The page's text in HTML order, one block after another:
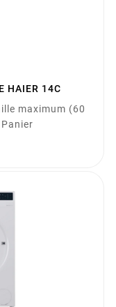
HAIER 14C
maximum (60